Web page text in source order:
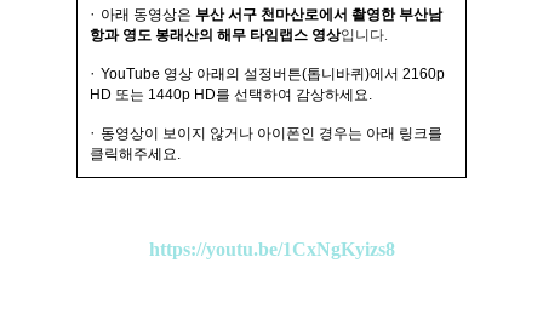
· 아래 동영상은 부산 서구 천마산로에서 촬영한 부산남
항과 영도 봉래산의 해무 타임랩스 영상입니다.
· YouTube 영상 아래의 설정버튼(톱니바퀴)에서 2160p
HD 또는 1440p HD를 선택하여 감상하세요.
· 동영상이 보이지 않거나 아이폰인 경우는 아래 링크를
클릭해주세요.
https://youtu.be/1CxNgKyizs8